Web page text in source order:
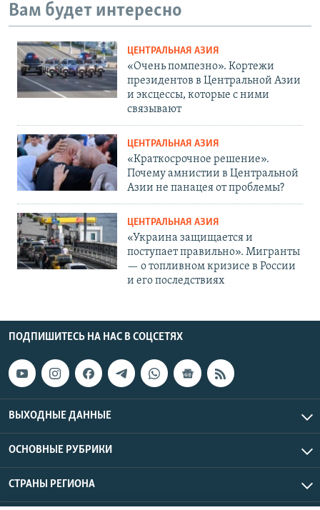
Вам будет интересно
ЦЕНТРАЛЬНАЯ АЗИЯ
«Очень помпезно». Кортежи
президентов в Центральной Азии
и эксцессы, которые с ними
связывают
ЦЕНТРАЛЬНАЯ АЗИЯ
«Краткосрочное решение».
Почему амнистии в Центральной
Азии не панацея от проблемы?
ЦЕНТРАЛЬНАЯ АЗИЯ
«Украина защищается и
поступает правильно». Мигранты
— о топливном кризисе в России
и его последствиях
ПОДПИШИТЕСЬ НА НАС В СОЦСЕТЯХ
ВЫХОДНЫЕ ДАННЫЕ
ОСНОВНЫЕ РУБРИКИ
СТРАНЫ РЕГИОНА